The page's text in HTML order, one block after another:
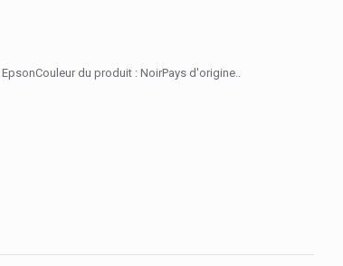
EpsonCouleur du produit : NoirPays d'origine..